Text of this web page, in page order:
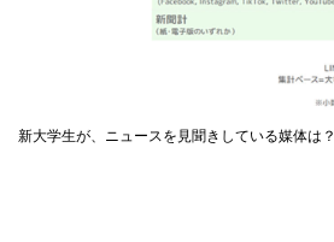
新大学生が、ニュースを見聞きしている媒体は？